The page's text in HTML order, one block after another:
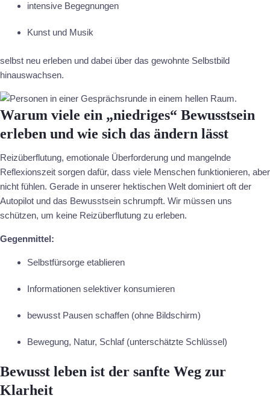
intensive Begegnungen
Kunst und Musik
selbst neu erleben und dabei über das gewohnte Selbstbild
hinauswachsen.
Warum viele ein „niedriges“ Bewusstsein
erleben und wie sich das ändern lässt
Reizüberflutung, emotionale Überforderung und mangelnde
Reflexionszeit sorgen dafür, dass viele Menschen funktionieren, aber
nicht fühlen. Gerade in unserer hektischen Welt dominiert oft der
Autopilot und das Bewusstsein schrumpft. Wir müssen uns
schützen, um keine Reizüberflutung zu erleben.
Gegenmittel:
Selbstfürsorge etablieren
Informationen selektiver konsumieren
bewusst Pausen schaffen (ohne Bildschirm)
Bewegung, Natur, Schlaf (unterschätzte Schlüssel)
Bewusst leben ist der sanfte Weg zur
Klarheit